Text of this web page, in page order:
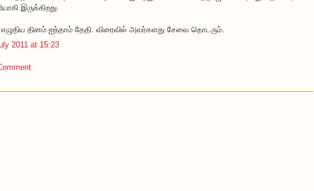
இருக்கிறது.
தினம் ஐந்தாம் தேதி. விரைவில் அவர்களது சேவை தொடரும்.
2011 at 15:23